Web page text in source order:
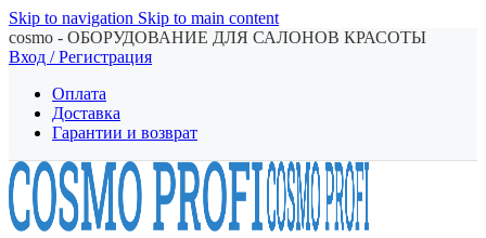
Skip to navigation Skip to main content
cosmo - ОБОРУДОВАНИЕ ДЛЯ САЛОНОВ КРАСОТЫ
Вход / Регистрация
Оплата
Доставка
Гарантии и возврат